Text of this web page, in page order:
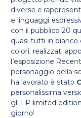
diverse e
e linguaggi
con il pubblico 20
quasi tutti in bianco
colori, realizzati
personaggio della
ha lavorato è stato
personalissima
gli LP limited
giorno!